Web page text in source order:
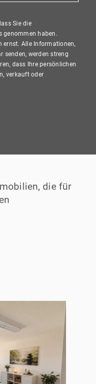
Sie die
genommen haben.
ernst. Alle Informationen,
senden, werden streng
dass Ihre persönlichen
verkauft oder
die für